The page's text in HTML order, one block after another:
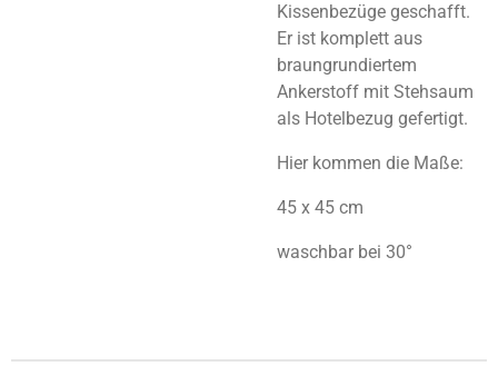
Kissenbezüge geschafft.
Er ist komplett aus
braungrundiertem
Ankerstoff mit Stehsaum
als Hotelbezug gefertigt.
Hier kommen die Maße:
45 x 45 cm
waschbar bei 30°